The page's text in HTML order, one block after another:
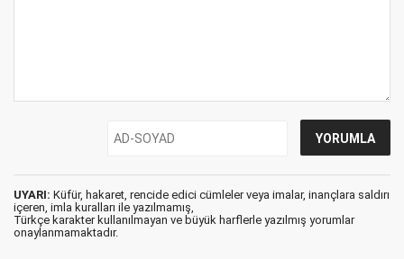
UYARI: Küfür, hakaret, rencide edici cümleler veya imalar, inançlara saldırı
içeren, imla kuralları ile yazılmamış,
Türkçe karakter kullanılmayan ve büyük harflerle yazılmış yorumlar
onaylanmamaktadır.